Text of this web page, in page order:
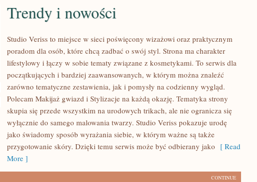
TRENDY
NOWOŚCI
Trendy i nowości
Studio Veriss to miejsce w sieci poświęcony wizażowi oraz praktycznym
poradom dla osób, które chcą zadbać o swój styl. Strona ma charakter
lifestylowy i łączy w sobie tematy związane z kosmetykami. To serwis dla
początkujących i bardziej zaawansowanych, w którym można znaleźć
zarówno tematyczne zestawienia, jak i pomysły na codzienny wygląd.
Polecam Makijaż gwiazd i Stylizacje na każdą okazję. Tematyka strony
skupia się przede wszystkim na urodowych trikach, ale nie ogranicza się
wyłącznie do samego malowania twarzy. Studio Veriss pokazuje urodę
jako świadomy sposób wyrażania siebie, w którym ważne są także
przygotowanie skóry. Dzięki temu serwis może być odbierany jako [ Read
More ]
CONTINUE